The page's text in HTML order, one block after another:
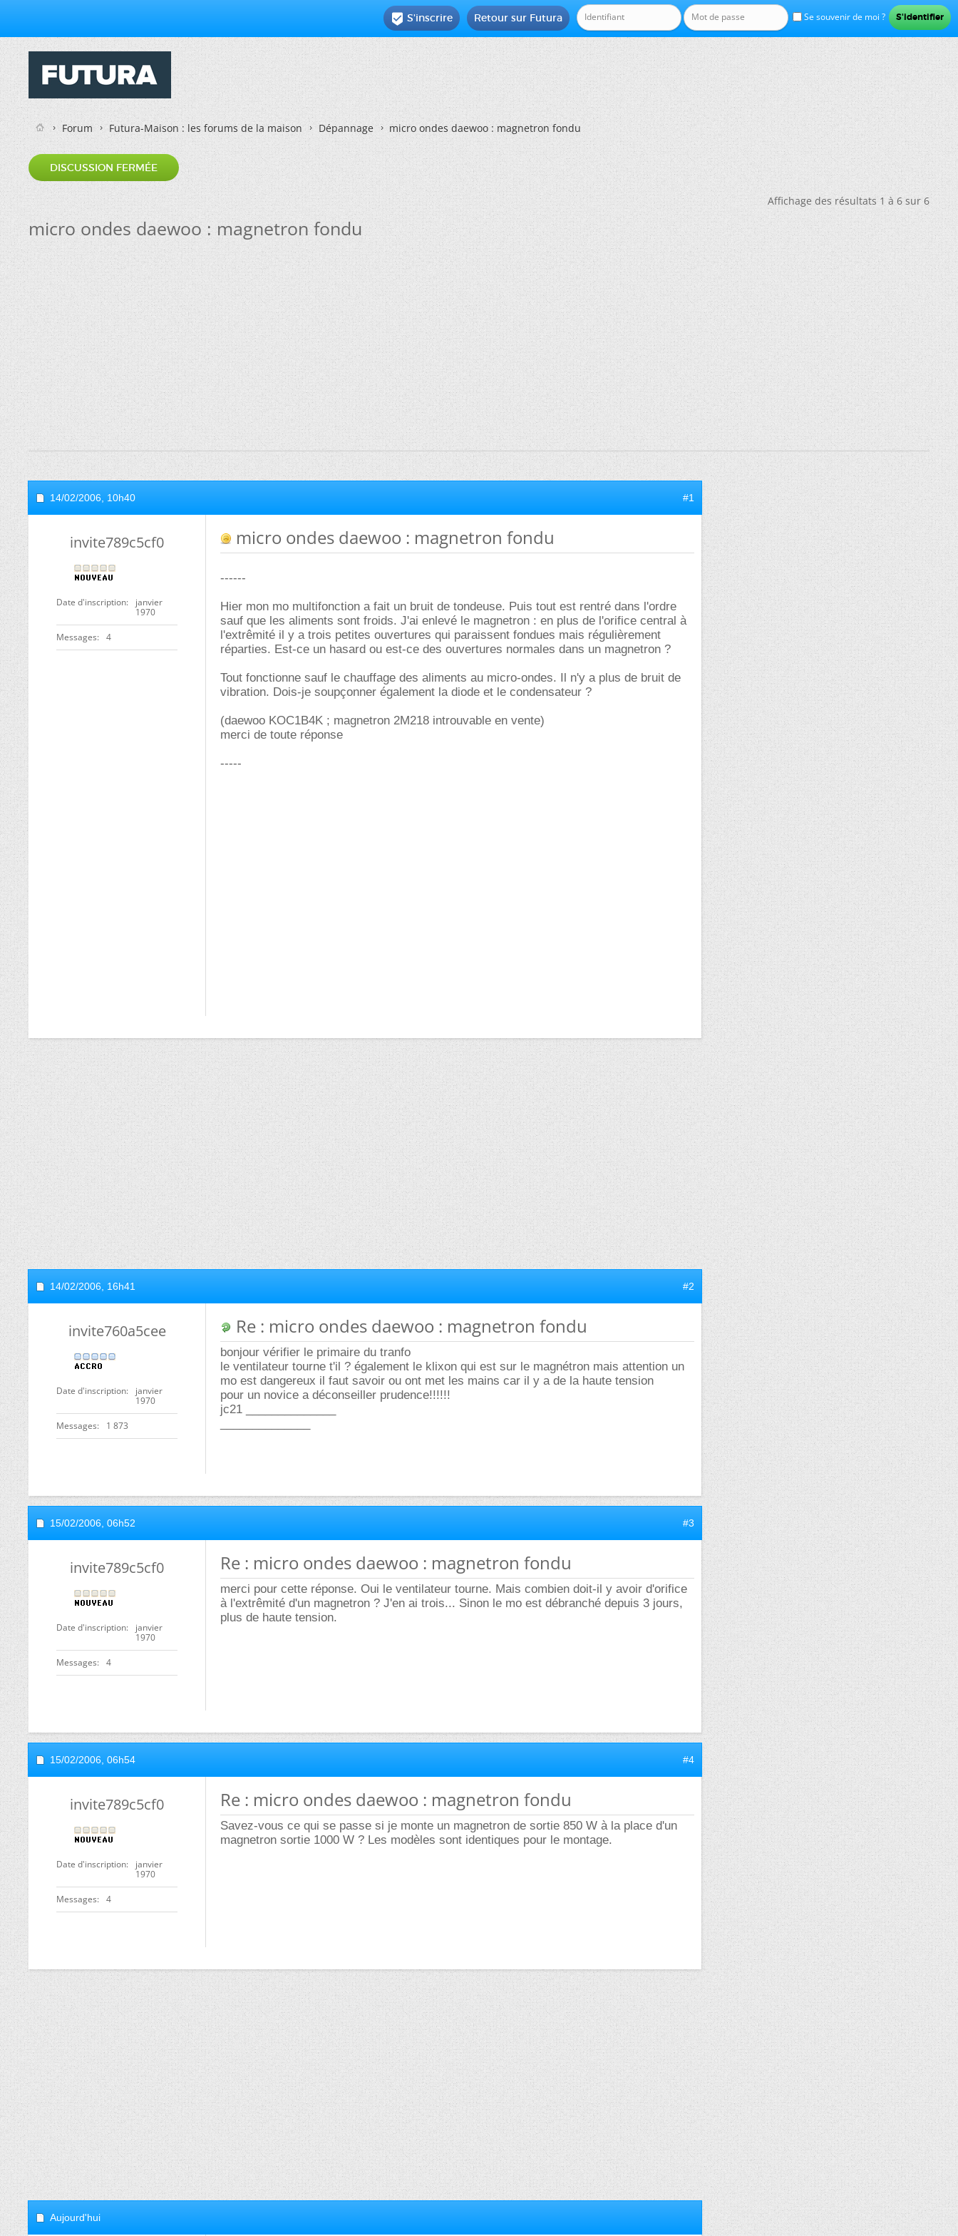
Se souvenir de moi ?
Retour sur Futura
 S'inscrire
Forum Futura-Maison : les forums de la maison Dépannage micro ondes daewoo : magnetron fondu
DISCUSSION FERMÉE
Affichage des résultats 1 à 6 sur 6
micro ondes daewoo : magnetron fondu
14/02/2006, 10h40 #1
invite789c5cf0
Date d'inscription
janvier
1970
Messages 4
micro ondes daewoo : magnetron fondu
------
Hier mon mo multifonction a fait un bruit de tondeuse. Puis tout est rentré dans l'ordre
sauf que les aliments sont froids. J'ai enlevé le magnetron : en plus de l'orifice central à
l'extrêmité il y a trois petites ouvertures qui paraissent fondues mais régulièrement
réparties. Est-ce un hasard ou est-ce des ouvertures normales dans un magnetron ?
Tout fonctionne sauf le chauffage des aliments au micro-ondes. Il n'y a plus de bruit de
vibration. Dois-je soupçonner également la diode et le condensateur ?
(daewoo KOC1B4K ; magnetron 2M218 introuvable en vente)
merci de toute réponse
-----
14/02/2006, 16h41 #2
invite760a5cee
Date d'inscription
janvier
1970
Messages 1 873
Re : micro ondes daewoo : magnetron fondu
bonjour vérifier le primaire du tranfo
le ventilateur tourne t'il ? également le klixon qui est sur le magnétron mais attention un
mo est dangereux il faut savoir ou ont met les mains car il y a de la haute tension
pour un novice a déconseiller prudence!!!!!!
jc21 ______________
15/02/2006, 06h52 #3
invite789c5cf0
Date d'inscription
janvier
1970
Messages 4
Re : micro ondes daewoo : magnetron fondu
merci pour cette réponse. Oui le ventilateur tourne. Mais combien doit-il y avoir d'orifice
à l'extrêmité d'un magnetron ? J'en ai trois... Sinon le mo est débranché depuis 3 jours,
plus de haute tension.
15/02/2006, 06h54 #4
invite789c5cf0
Date d'inscription
janvier
1970
Messages 4
Re : micro ondes daewoo : magnetron fondu
Savez-vous ce qui se passe si je monte un magnetron de sortie 850 W à la place d'un
magnetron sortie 1000 W ? Les modèles sont identiques pour le montage.
Aujourd'hui